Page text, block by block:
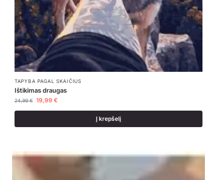
TAPYBA PAGAL SKAIČIUS
Ištikimas draugas
24,99€ 19,99 €
Į krepšelį